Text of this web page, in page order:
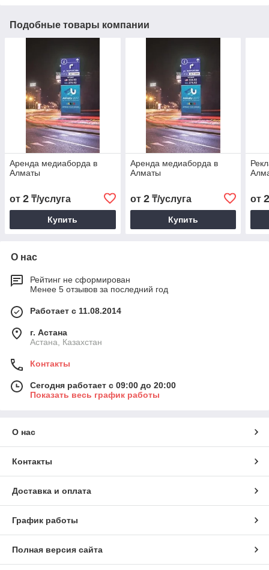
Подобные товары компании
Аренда медиаборда в
Алматы
от 2 ₸/услуга
Купить
Аренда медиаборда в
Алматы
от 2₸/услуга
Купить
от
О нас
Рейтинг не сформирован
Менее 5 отзывов за последний год
Работает с 11.08.2014
г. Астана
Астана, Казахстан
Контакты
Сегодня работает с 09:00 до 20:00
Показать весь график работы
О нас
Контакты
Доставка и оплата
График работы
Полная версия сайта